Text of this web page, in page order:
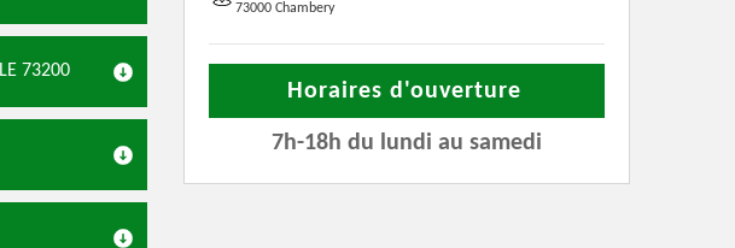
73200
73000 Chambery
Horaires d'ouverture
7h-18h du lundi au samedi